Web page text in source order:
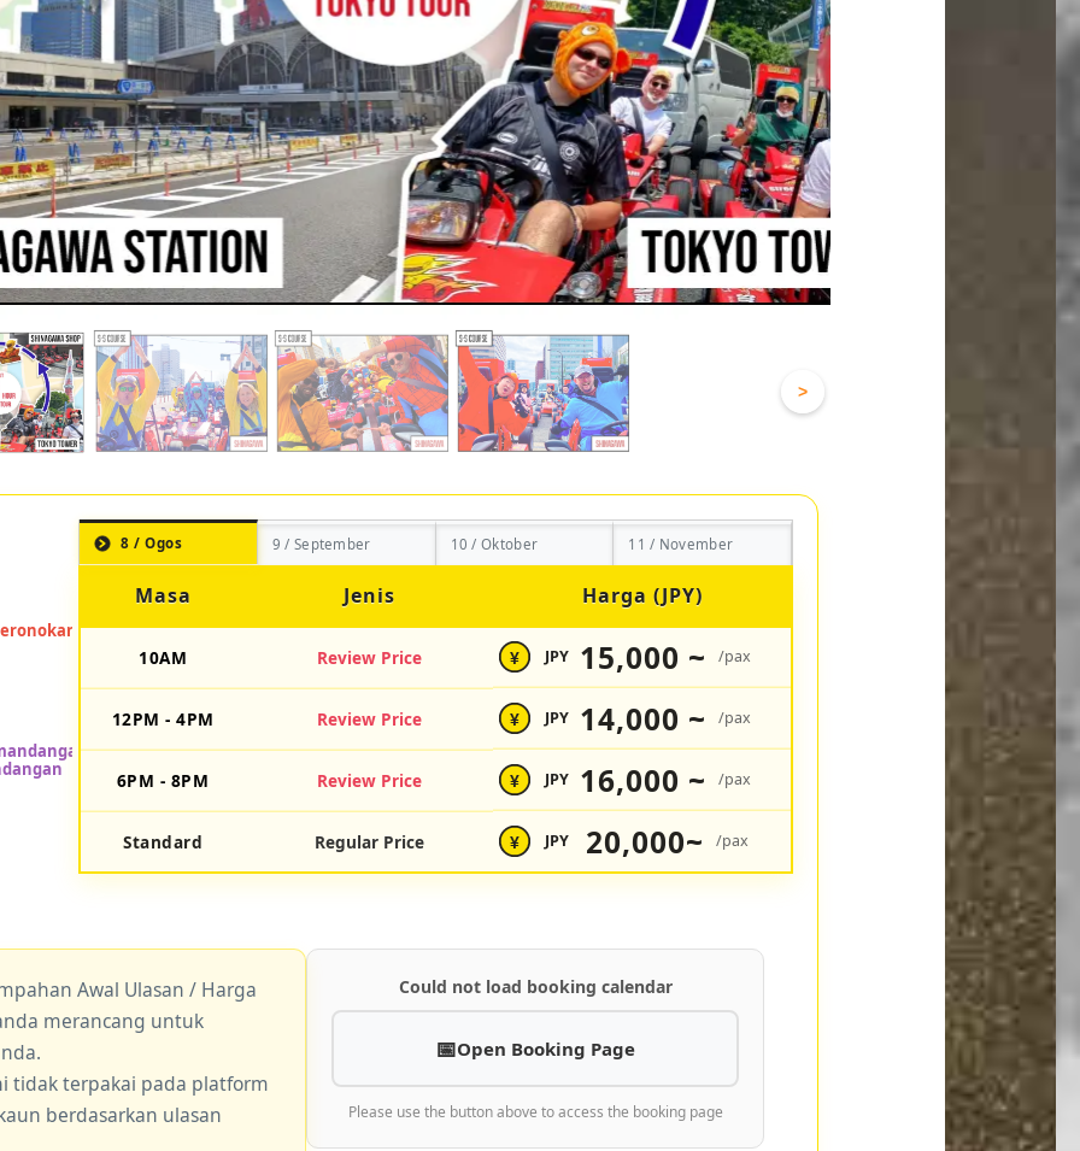
>
8 / Ogos 9 / September 10 / Oktober 11 / November
Masa Jenis Harga (JPY)
10AM Review Price ¥ JPY 15,000 ~ /pax
12PM - 4PM Review Price ¥ JPY 14,000 ~ /pax
6PM - 8PM Review Price ¥ JPY 16,000 ~ /pax
Standard Regular Price ¥ JPY 20,000~ /pax
Awal Ulasan / Harga
merancang untuk
tidak terpakai pada platform
berdasarkan ulasan
Could not load booking calendar
Open Booking Page
Please use the button above to access the booking page